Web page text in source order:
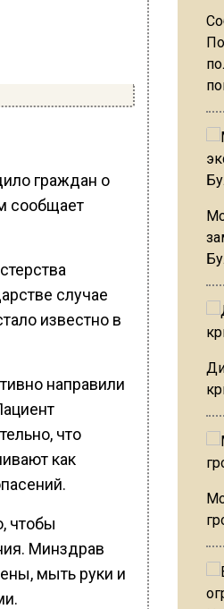
граждан о
сообщает
случае
известно в
направили
что
как
чтобы
Минздрав
мыть руки и